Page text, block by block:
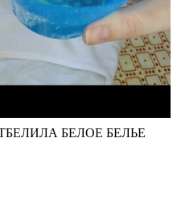
ОТБЕЛИЛА БЕЛОЕ БЕЛЬЕ